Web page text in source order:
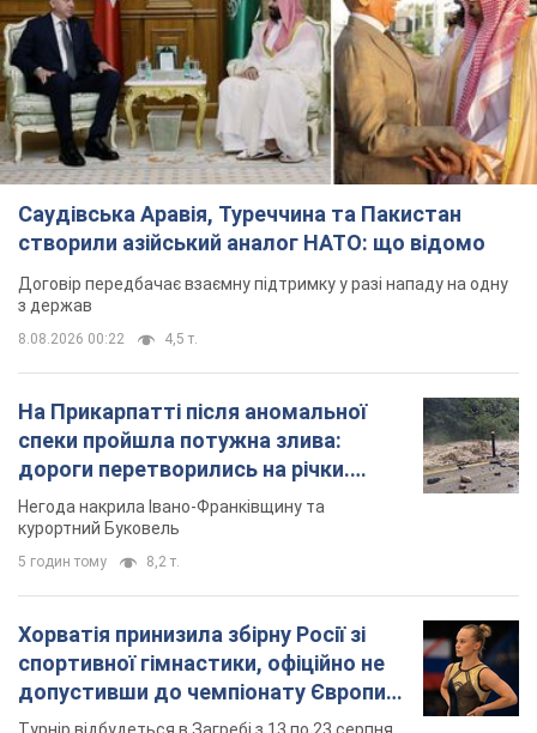
Саудівська Аравія, Туреччина та Пакистан
створили азійський аналог НАТО: що відомо
Договір передбачає взаємну підтримку у разі нападу на одну
з держав
8.08.2026 00:22 4,5 т.
На Прикарпатті після аномальної
спеки пройшла потужна злива:
дороги перетворились на річки.
Відео
Негода накрила Івано-Франківщину та
курортний Буковель
5 годин тому 8,2 т.
Хорватія принизила збірну Росії зі
спортивної гімнастики, офіційно не
допустивши до чемпіонату Європи
основних спортсменів